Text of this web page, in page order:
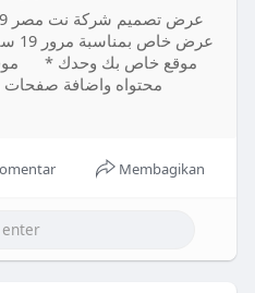
* دردشة على الواتساب
وايضاً
* خدمة ضبط محركات البحث
* أحصائيات يومية شاملة
* ربط موقعك بمواقع التواصل
استضافة 20 جيجا +
موقع خاص بك وحدك * موقع
محتواه واضافة صفحات
Membagikan